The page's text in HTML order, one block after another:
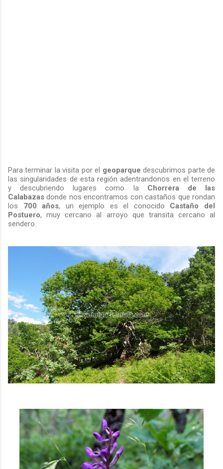
Para terminar la visita por el geoparque descubrimos parte de
las singularidades de esta región adentrandonos en el terreno
y descubriendo lugares como la Chorrera de las
Calabazas donde nos encontramos con castaños que rondan
los 700 años, un ejemplo es el conocido Castaño del
Postuero, muy cercano al arroyo que transita cercano al
sendero.